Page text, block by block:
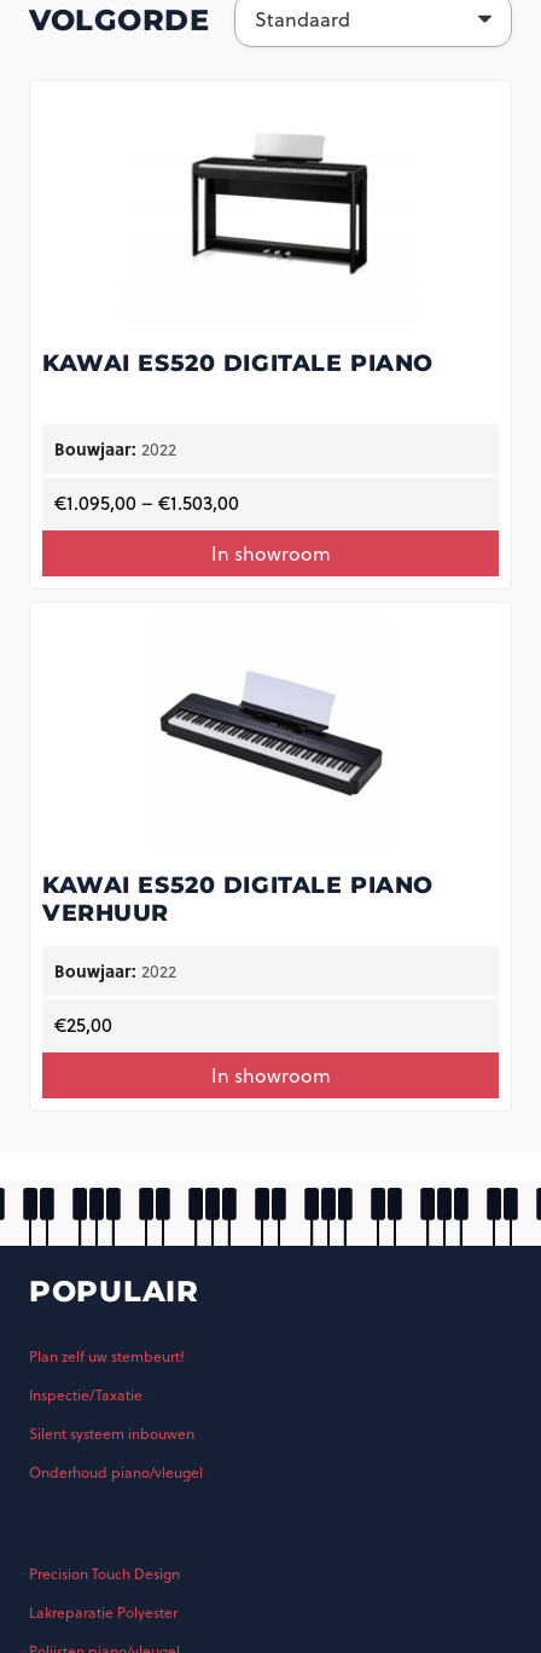
VOLGORDE
KAWAI ES520 DIGITALE PIANO
Bouwjaar: 2022
€1.095,00– €1.503,00
In showroom
KAWAI ES520 DIGITALE PIANO
VERHUUR
Bouwjaar: 2022
€25,00
In showroom
POPULAIR
Plan zelf uw stembeurt!
Inspectie/Taxatie
Silent systeem inbouwen
Onderhoud piano/vleugel
Precision Touch Design
Lakreparatie Polyester